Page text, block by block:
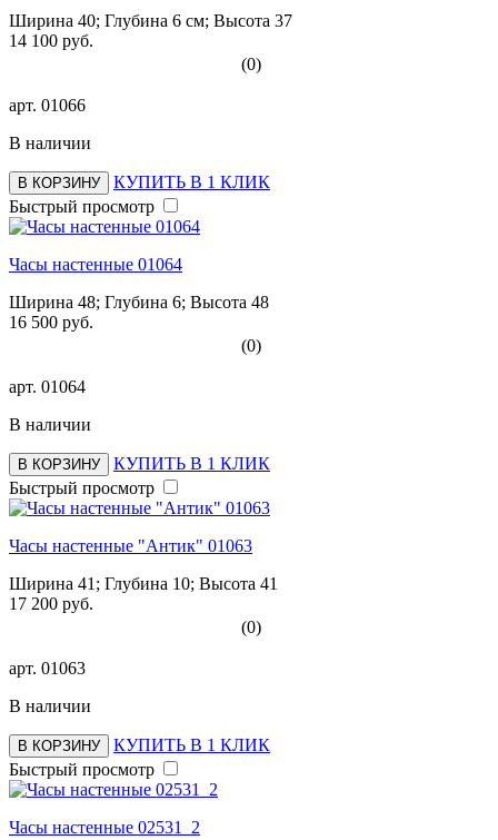
Ширина 40; Глубина 6 см; Высота 37
14 100 руб.
(0)
арт. 01066
В наличии
В КОРЗИНУ
КУПИТЬ В 1 КЛИК
Быстрый просмотр
Часы настенные 01064
Ширина 48; Глубина 6; Высота 48
16 500 руб.
(0)
арт. 01064
В наличии
В КОРЗИНУ
КУПИТЬ В 1 КЛИК
Быстрый просмотр
Часы настенные "Антик" 01063
Ширина 41; Глубина 10; Высота 41
17 200 руб.
(0)
арт. 01063
В наличии
В КОРЗИНУ
КУПИТЬ В 1 КЛИК
Быстрый просмотр
Часы настенные 02531_2